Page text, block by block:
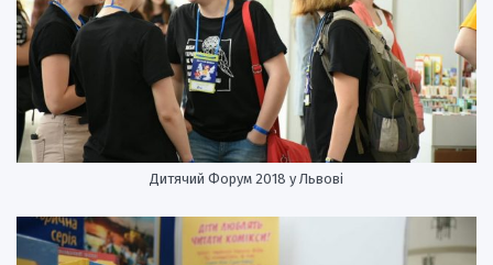
Дитячий Форум 2018 у Львові